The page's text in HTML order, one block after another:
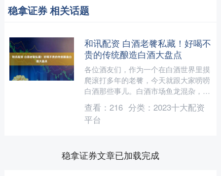
稳拿证券 相关话题
和讯配资 白酒老餮私藏！好喝不
贵的传统酿造白酒大盘点
各位酒友们，作为一个在白酒世界里摸
爬滚打多年的老餮，今天就跟大家唠唠
白酒那些事儿。白酒市场鱼龙混杂，想
要挑到一款好喝不贵的传统酿造白酒，
那难度，不亚于大海捞针！....
查看： 216 分类： 2023十大配资
平台
稳拿证券文章已加载完成